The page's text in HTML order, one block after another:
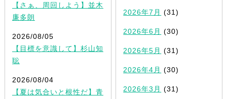
【さぁ、周回しよう】並木
廉多朗
2026/08/05
【目標を意識して】杉山知
聡
2026/08/04
【夏は気合いと根性だ】青
2026年7月 (31)
2026年6月 (30)
2026年5月 (31)
2026年4月 (30)
2026年3月 (31)